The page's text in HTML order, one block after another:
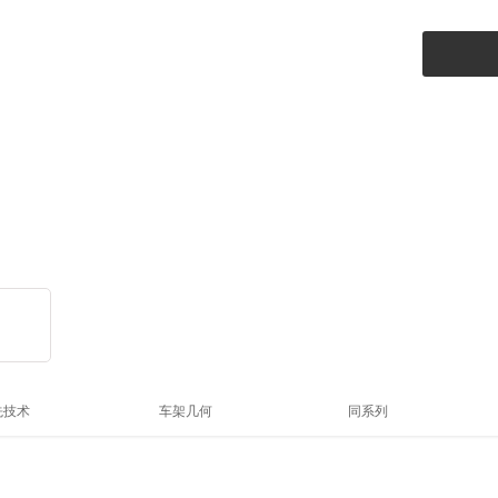
技术 车架几何 同系列